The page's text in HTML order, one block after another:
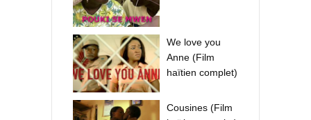
We love you
Anne (Film
haïtien complet)
Cousines (Film